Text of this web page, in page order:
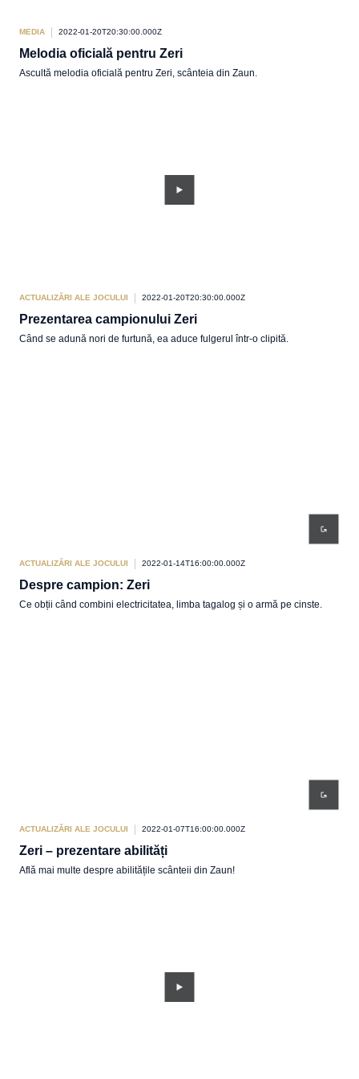
MEDIA 2022-01-20T20:30:00.000Z
Melodia oficială pentru Zeri
Ascultă melodia oficială pentru Zeri, scânteia din Zaun.
ACTUALIZĂRI ALE JOCULUI 2022-01-20T20:30:00.000Z
Prezentarea campionului Zeri
Când se adună nori de furtună, ea aduce fulgerul într-o clipită.
ACTUALIZĂRI ALE JOCULUI 2022-01-14T16:00:00.000Z
Despre campion: Zeri
Ce obții când combini electricitatea, limba tagalog și o armă pe cinste.
ACTUALIZĂRI ALE JOCULUI 2022-01-07T16:00:00.000Z
Zeri – prezentare abilități
Află mai multe despre abilitățile scânteii din Zaun!